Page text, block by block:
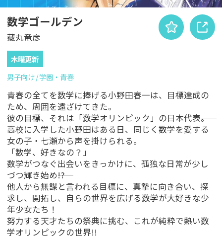
数学ゴールデン
藏丸竜彦
木曜更新
男子向け 学園・青春
青春の全てを数学に捧げる小野田春一は、目標達成の
ため、周囲を遠ざけてきた。
彼の目標、それは「数学オリンピック」の日本代表――。
高校に入学した小野田はある日、同じく数学を愛する
女の子・七瀬から声を掛けられる。
「数学、好きなの？」
数学がつなぐ出会いをきっかけに、孤独な日常が少し
づつ輝き始め――!?
他人から無謀と言われる目標に、真摯に向き合い、探
求し、開拓し、自らの世界を広げる――数学が大好きな少
年少女たち！
努力する天才たちの祭典に挑む、これが純粋で熱い数
学オリンピックの世界!!